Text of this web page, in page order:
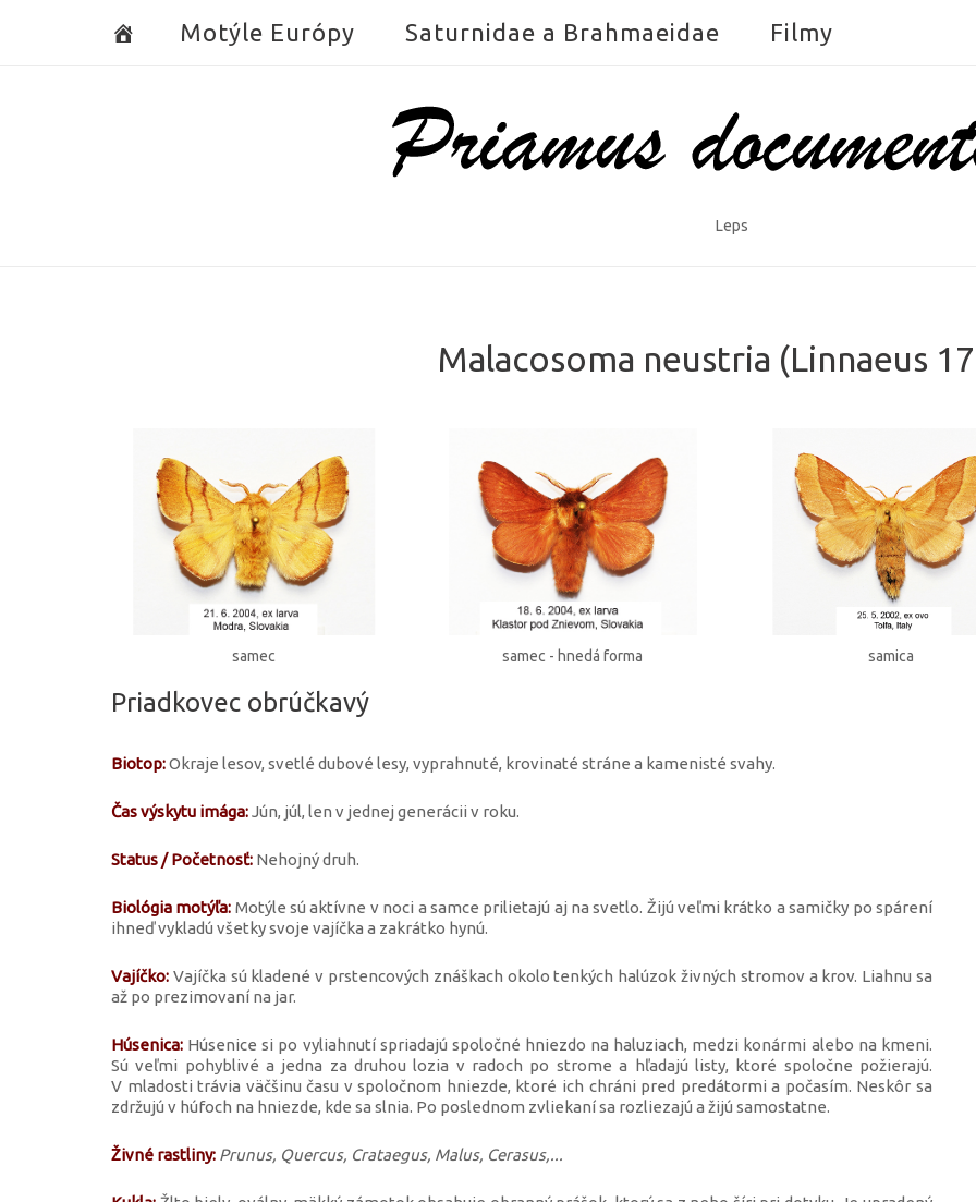
Motýle Európy Saturnidae a Brahmaeidae Filmy
Home
Leps
Malacosoma neustria (Linnaeus
samec samec - hnedá forma samica
Priadkovec obrúčkavý
Biotop:Okraje lesov, svetlé dubové lesy, vyprahnuté, krovinaté stráne a kamenisté svahy.
Čas výskytu imága:Jún, júl, len v jednej generácii v roku.
Status / Početnosť: Nehojný druh.
Biológia motýľa: Motýle sú aktívne v noci a samce prilietajú aj na svetlo. Žijú veľmi krátko a samičky po spárení
ihneď vykladú všetky svoje vajíčka a zakrátko hynú.
Vajíčko: Vajíčka sú kladené v prstencových znáškach okolo tenkých halúzok živných stromov a krov. Liahnu sa
až po prezimovaní na jar.
Húsenica: Húsenice si po vyliahnutí spriadajú spoločné hniezdo na haluziach, medzi konármi alebo na kmeni.
Sú veľmi pohyblivé a jedna za druhou lozia v radoch po strome a hľadajú listy, ktoré spoločne požierajú.
V mladosti trávia väčšinu času v spoločnom hniezde, ktoré ich chráni pred predátormi a počasím. Neskôr sa
zdržujú v húfoch na hniezde, kde sa slnia. Po poslednom zvliekaní sa rozliezajú a žijú samostatne.
Živné rastliny: Prunus, Quercus, Crataegus, Malus, Cerasus,...